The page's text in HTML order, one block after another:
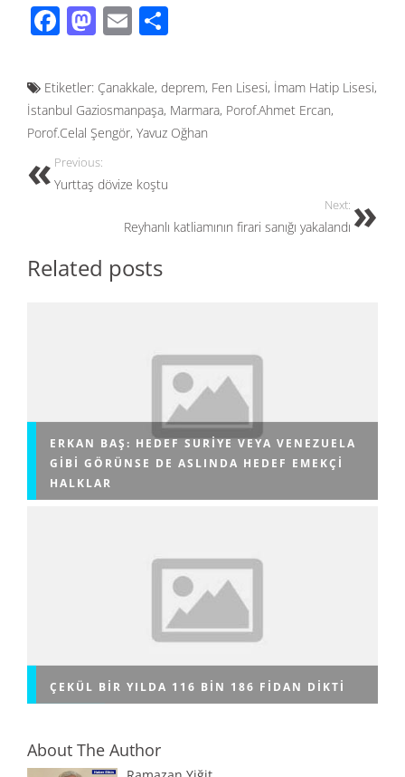
F
e
b
o
o
k
M
to
d
o
n
E
ail ar
e
Etiketler: Çanakkale, deprem, Fen Lisesi, İmam Hatip Lisesi,
İstanbul Gaziosmanpaşa, Marmara, Porof.Ahmet Ercan,
Porof.Celal Şengör, Yavuz Oğhan
Previous:
Yurttaş dövize koştu
Next:
Reyhanlı katliamının firari sanığı yakalandı
Related posts
ERKAN BAŞ: HEDEF SURIYE VEYA VENEZUELA
GIBI GÖRÜNSE DE ASLINDA HEDEF EMEKÇI
HALKLAR
ÇEKÜL BIR YILDA 116 BIN 186 FIDAN DIKTI
About The Author